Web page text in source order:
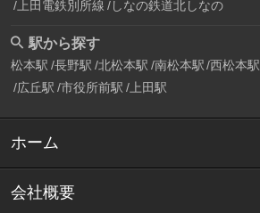
上田電鉄別所線 しなの鉄道北しなの
駅から探す
松本駅 長野駅 北松本駅 南松本駅 西松本駅
広丘駅 市役所前駅 上田駅
ホーム
会社概要